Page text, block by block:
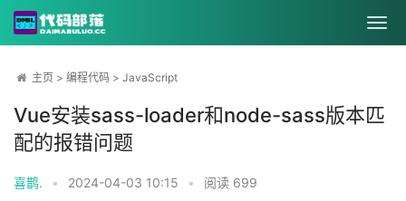
主页 > 编程代码 > JavaScript
Vue安装sass-loader和node-sass版本匹
配的报错问题
喜鹊. • 2024-04-03 10:15 • 阅读 699